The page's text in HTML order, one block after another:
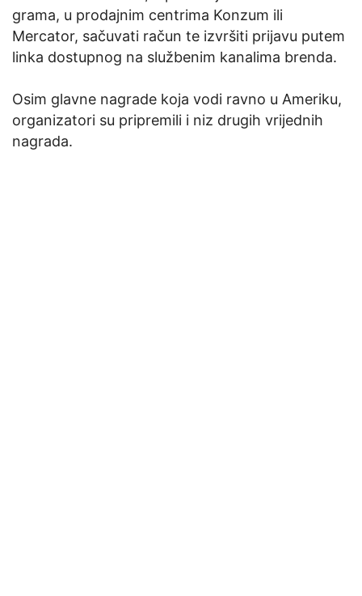
grama, u prodajnim centrima Konzum ili
Mercator, sačuvati račun te izvršiti prijavu putem
linka dostupnog na službenim kanalima brenda.
Osim glavne nagrade koja vodi ravno u Ameriku,
organizatori su pripremili i niz drugih vrijednih
nagrada.